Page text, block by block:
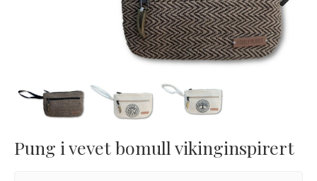
Next
Pung i vevet bomull vikinginspirert